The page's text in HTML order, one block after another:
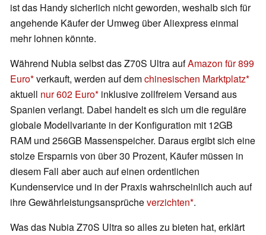
ist das Handy sicherlich nicht geworden, weshalb sich für
angehende Käufer der Umweg über Aliexpress einmal
mehr lohnen könnte.
Während Nubia selbst das Z70S Ultra aufAmazon für 899
Euro verkauft, werden auf demchinesischen Marktplatz
aktuell nur 602 Euro inklusive zollfreiem Versand aus
Spanien verlangt. Dabei handelt es sich um die reguläre
globale Modellvariante in der Konfiguration mit 12GB
RAM und 256GB Massenspeicher. Daraus ergibt sich eine
stolze Ersparnis von über 30 Prozent, Käufer müssen in
diesem Fall aber auch auf einen ordentlichen
Kundenservice und in der Praxis wahrscheinlich auch auf
ihre Gewährleistungsansprücheverzichten .
Was das Nubia Z70S Ultra so alles zu bieten hat, erklärt